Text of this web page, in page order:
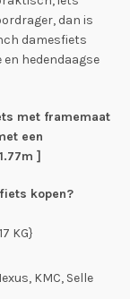
dan is
damesfiets
en hedendaagse
met framemaat
een
]
kopen?
KG}
KMC, Selle